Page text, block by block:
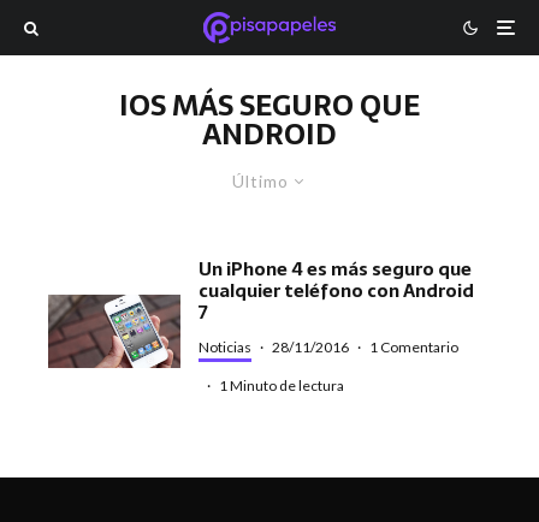
IOS MÁS SEGURO QUE
ANDROID
Último
Un iPhone 4 es más seguro que
cualquier teléfono con Android
7
Noticias · 28/11/2016 · 1 Comentario
· 1 Minuto de lectura